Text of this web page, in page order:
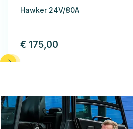
Hawker 24V/80A
€ 175,00